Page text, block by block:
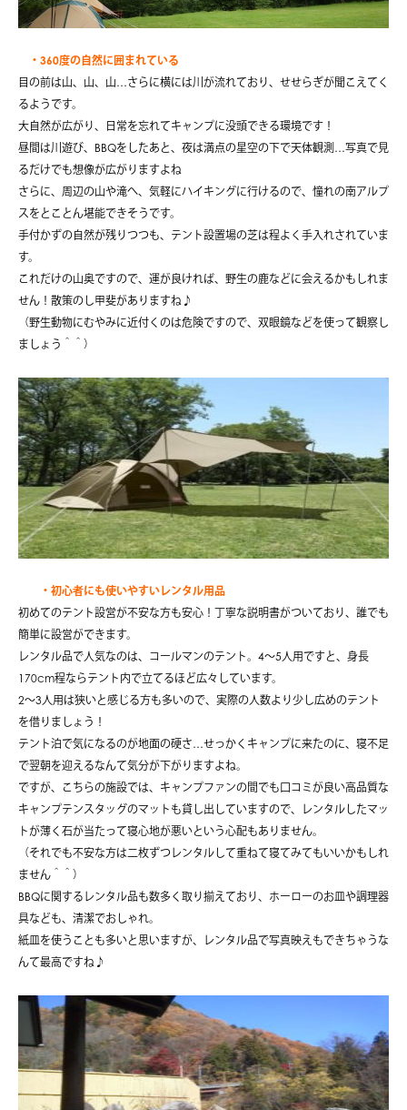
・360度の自然に囲まれている
目の前は山、山、山…さらに横には川が流れており、せせらぎが聞こえてく
るようです。
大自然が広がり、日常を忘れてキャンプに没頭できる環境です！
昼間は川遊び、BBQをしたあと、夜は満点の星空の下で天体観測…写真で見
るだけでも想像が広がりますよね
さらに、周辺の山や滝へ、気軽にハイキングに行けるので、憧れの南アルプ
スをとことん堪能できそうです。
手付かずの自然が残りつつも、テント設置場の芝は程よく手入れされていま
す。
これだけの山奥ですので、運が良ければ、野生の鹿などに会えるかもしれま
せん！散策のし甲斐がありますね♪
（野生動物にむやみに近付くのは危険ですので、双眼鏡などを使って観察し
ましょう＾＾）
・初心者にも使いやすいレンタル用品
初めてのテント設営が不安な方も安心！丁寧な説明書がついており、誰でも
簡単に設営ができます。
レンタル品で人気なのは、コールマンのテント。4〜5人用ですと、身長
170cm程ならテント内で立てるほど広々しています。
2〜3人用は狭いと感じる方も多いので、実際の人数より少し広めのテント
を借りましょう！
テント泊で気になるのが地面の硬さ…せっかくキャンプに来たのに、寝不足
で翌朝を迎えるなんて気分が下がりますよね。
ですが、こちらの施設では、キャンプファンの間でも口コミが良い高品質な
キャンプテンスタッグのマットも貸し出していますので、レンタルしたマッ
トが薄く石が当たって寝心地が悪いという心配もありません。
（それでも不安な方は二枚ずつレンタルして重ねて寝てみてもいいかもしれ
ません＾＾）
BBQに関するレンタル品も数多く取り揃えており、ホーローのお皿や調理器
具なども、清潔でおしゃれ。
紙皿を使うことも多いと思いますが、レンタル品で写真映えもできちゃうな
んて最高ですね♪